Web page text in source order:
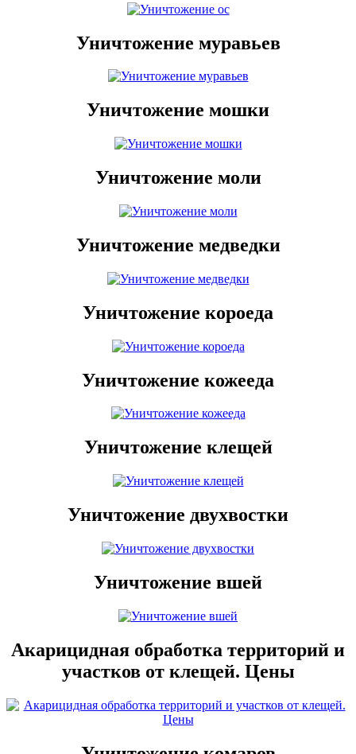
Уничтожение муравьев
Уничтожение мошки
Уничтожение моли
Уничтожение медведки
Уничтожение короеда
Уничтожение кожееда
Уничтожение клещей
Уничтожение двухвостки
Уничтожение вшей
Акарицидная обработка территорий и
участков от клещей. Цены